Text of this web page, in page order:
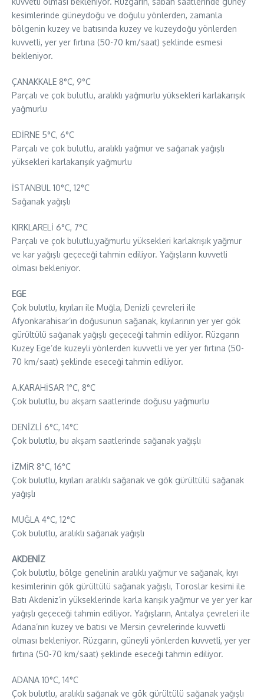
kesimlerinde güneydoğu ve doğulu yönlerden, zamanla
bölgenin kuzey ve batısında kuzey ve kuzeydoğu yönlerden
kuvvetli, yer yer fırtına (50-70 km/saat) şeklinde esmesi
bekleniyor.
ÇANAKKALE 8°C, 9°C
Parçalı ve çok bulutlu, aralıklı yağmurlu yüksekleri karlakarışık
yağmurlu
EDİRNE 5°C, 6°C
Parçalı ve çok bulutlu, aralıklı yağmur ve sağanak yağışlı
yüksekleri karlakarışık yağmurlu
İSTANBUL 10°C, 12°C
Sağanak yağışlı
KIRKLARELİ 6°C, 7°C
Parçalı ve çok bulutlu,yağmurlu yüksekleri karlakrışık yağmur
ve kar yağışlı geçeceği tahmin ediliyor. Yağışların kuvvetli
olması bekleniyor.
EGE
Çok bulutlu, kıyıları ile Muğla, Denizli çevreleri ile
Afyonkarahisar’ın doğusunun sağanak, kıyılarının yer yer gök
gürültülü sağanak yağışlı geçeceği tahmin ediliyor. Rüzgarın
Kuzey Ege’de kuzeyli yönlerden kuvvetli ve yer yer fırtına (50-
70 km/saat) şeklinde eseceği tahmin ediliyor.
A.KARAHİSAR 1°C, 8°C
Çok bulutlu, bu akşam saatlerinde doğusu yağmurlu
DENİZLİ 6°C, 14°C
Çok bulutlu, bu akşam saatlerinde sağanak yağışlı
İZMİR 8°C, 16°C
Çok bulutlu, kıyıları aralıklı sağanak ve gök gürültülü sağanak
yağışlı
MUĞLA 4°C, 12°C
Çok bulutlu, aralıklı sağanak yağışlı
AKDENİZ
Çok bulutlu, bölge genelinin aralıklı yağmur ve sağanak, kıyı
kesimlerinin gök gürültülü sağanak yağışlı, Toroslar kesimi ile
Batı Akdeniz’in yükseklerinde karla karışık yağmur ve yer yer kar
yağışlı geçeceği tahmin ediliyor. Yağışların, Antalya çevreleri ile
Adana’nın kuzey ve batısı ve Mersin çevrelerinde kuvvetli
olması bekleniyor. Rüzgarın, güneyli yönlerden kuvvetli, yer yer
fırtına (50-70 km/saat) şeklinde eseceği tahmin ediliyor.
ADANA 10°C, 14°C
Çok bulutlu, aralıklı sağanak ve gök gürültülü sağanak yağışlı